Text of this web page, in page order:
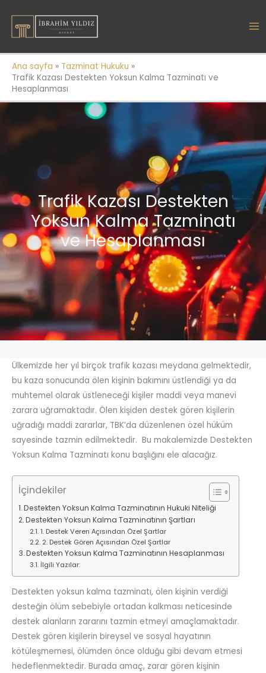
Ana sayfa
Tazminat Hukuku
Trafik Kazası Destekten Yoksun Kalma Tazminatı ve
Hesaplanması
Trafik Kazası Destekten
Yoksun Kalma Tazminatı
ve Hesaplanması
Ülkemizde her yıl birçok trafik kazası meydana gelmektedir,
bu kaza sonucunda ölen kişinin bakımını üstlendiği ya da
muhtemel olarak üstleneceği kişiler maddi veya manevi
zarara uğramaktadır. Ölen kişiden destek gören kişilerin
uğradığı maddi zararlar, TBK’da düzenlenen özel hüküm
sayesinde tazmin edilmektedir. Bu makalemizde Destekten
Yoksun Kalma Tazminatı konu başlığını ele alacağız.
İçindekiler
Destekten Yoksun Kalma Tazminatının Hukuki Niteliği
Destekten Yoksun Kalma Tazminatının Şartları
1. Destek Veren Açısından Özel Şartlar
2. Destek Gören Açısından Özel Şartlar
Destekten Yoksun Kalma Tazminatının Hesaplanması
İlgili Yazılar:
Destekten yoksun kalma tazminatı, ölen kişinin verdiği
desteğin ölüm sebebiyle ortadan kalkması neticesinde
destek alanların zararını tazmin etmeyi amaçlamaktadır.
Destek gören kişilerin bireysel ve sosyal hayatının
kötüleşmemesi, ölümden önce olduğu gibi devam etmesi
hedeflenmektedir. Burada amaç, zarar gören kişinin